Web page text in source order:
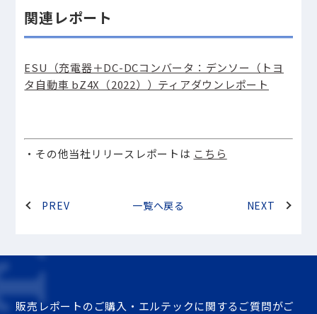
関連レポート
ESU（充電器＋DC-DCコンバータ：デンソー（トヨ
タ自動車 bZ4X（2022））ティアダウンレポート
・​その他当社リリースレポートは こちら
PREV 一覧へ戻る NEXT
販売レポートのご購入・エルテックに関するご質問がご